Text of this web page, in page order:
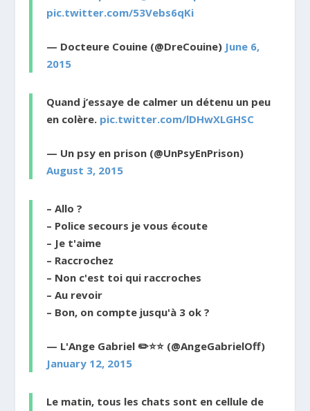
pic.twitter.com/53Vebs6qKi
— Docteure Couine (@DreCouine) June 6,
2015
Quand j’essaye de calmer un détenu un peu
en colère. pic.twitter.com/lDHwXLGHSC
— Un psy en prison (@UnPsyEnPrison)
August 3, 2015
– Allo ?
– Police secours je vous écoute
– Je t'aime
– Raccrochez
– Non c'est toi qui raccroches
– Au revoir
– Bon, on compte jusqu'à 3 ok ?
— L'Ange Gabriel ✏️⭐️⭐️ (@AngeGabrielOff)
January 12, 2015
Le matin, tous les chats sont en cellule de